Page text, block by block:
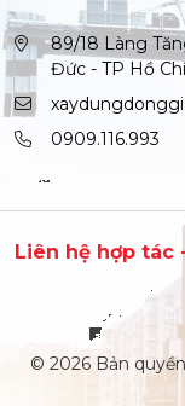
89/18 Làng
Đức - TP Hồ
0909.116.993
Liên hệ hợp tác
© 2026 Bản